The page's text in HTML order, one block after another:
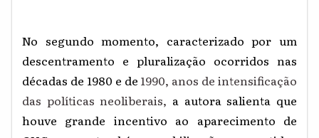
No segundo momento, caracterizado por um
descentramento e pluralização ocorridos nas
décadas de 1980 e de 1990, anos de intensificação
das políticas neoliberais, a autora salienta que
houve grande incentivo ao aparecimento de